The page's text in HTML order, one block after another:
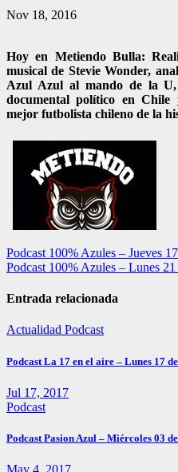
Nov 18, 2016
Hoy en Metiendo Bulla:
musical de Stevie Wonder,
Azul Azul al mando de la
documental político en Chile
mejor futbolista chileno de la
Navegación
de
entradas
Podcast 100% Azules – Jueves
Podcast 100% Azules – Lunes
Entrada relacionada
Actualidad Podcast
Podcast La 17 en el aire – Lunes 17
Jul 17, 2017
Podcast
Podcast Pasion Azul – Miércoles 03
May 4, 2017